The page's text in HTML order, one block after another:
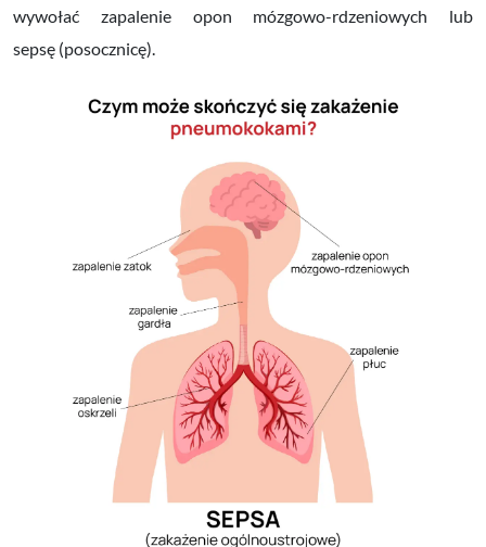
wywołać zapalenie opon mózgowo-rdzeniowych lub
sepsę (posocznicę).